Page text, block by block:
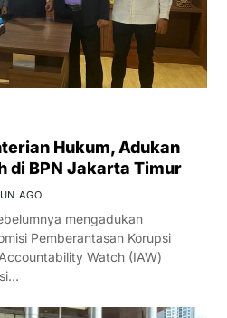
Hukum, Adukan
di BPN Jakarta Timur
AGO
mengadukan
Pemberantasan Korupsi
Watch (IAW)